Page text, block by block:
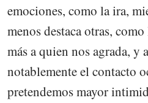
emociones, como la ira,
menos destaca otras,
más a quien nos agrada, y
notablemente el contacto
pretendemos mayor